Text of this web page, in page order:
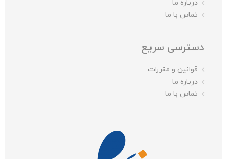
درباره ما
تماس با ما
دسترسی سریع
قوانین و مقررات
درباره ما
تماس با ما